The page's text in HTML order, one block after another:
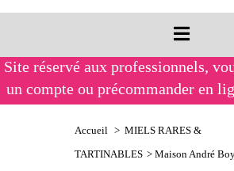
Site réservé aux professionnels,
un compte ou précommander en
Accueil > MIELS RARES &
TARTINABLES > Maison André